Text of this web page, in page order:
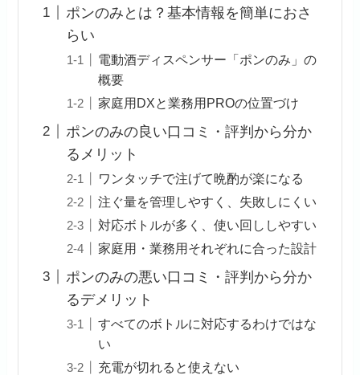
ポンのみとは？基本情報を簡単におさ
らい
電動酒ディスペンサー「ポンのみ」の
概要
家庭用DXと業務用PROの位置づけ
ポンのみの良い口コミ・評判から分か
るメリット
ワンタッチで注げて晩酌が楽になる
注ぐ量を管理しやすく、失敗しにくい
対応ボトルが多く、使い回ししやすい
家庭用・業務用それぞれに合った設計
ポンのみの悪い口コミ・評判から分か
るデメリット
すべてのボトルに対応するわけではな
い
充電が切れると使えない